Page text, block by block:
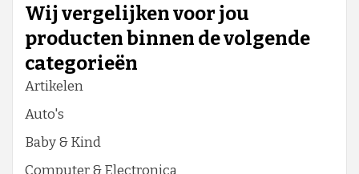
Wij vergelijken voor jou
producten binnen de volgende
categorieën
Artikelen
Auto's
Baby & Kind